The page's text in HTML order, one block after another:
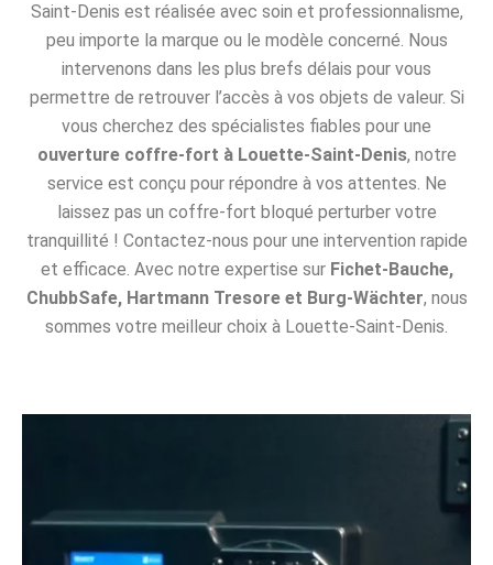
Saint-Denis est réalisée avec soin et professionnalisme,
peu importe la marque ou le modèle concerné. Nous
intervenons dans les plus brefs délais pour vous
permettre de retrouver l’accès à vos objets de valeur. Si
vous cherchez des spécialistes fiables pour une
ouverture coffre-fort à Louette-Saint-Denis, notre
service est conçu pour répondre à vos attentes. Ne
laissez pas un coffre-fort bloqué perturber votre
tranquillité ! Contactez-nous pour une intervention rapide
et efficace. Avec notre expertise sur Fichet-Bauche,
ChubbSafe, Hartmann Tresore et Burg-Wächter, nous
sommes votre meilleur choix à Louette-Saint-Denis.